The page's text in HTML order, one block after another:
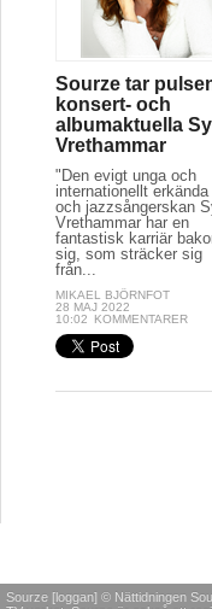
Sourze tar
konsert- och
albumaktuella
Vrethammar
"Den evigt unga och
internationellt erkända
och jazzsångerskan
Vrethammar har en
fantastisk karriär
sig, som sträcker sig
från...
MIKAEL BJÖRNFOT
28 MAJ 2022
10:02
KOMMENTARER
Sourze [loggan] © Nättidningen